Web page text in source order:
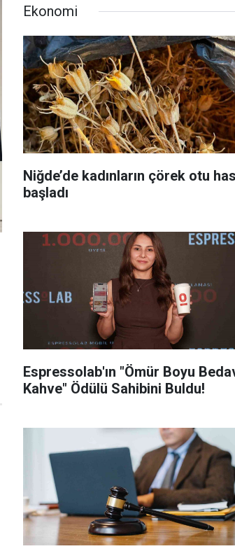
Ekonomi
Niğde’de kadınların çörek otu
başladı
Espressolab'ın "Ömür Boyu
Kahve" Ödülü Sahibini Buldu!